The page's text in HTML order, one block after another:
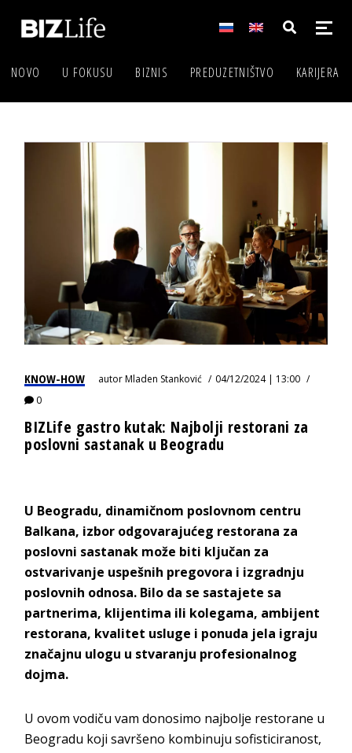
NOVO U FOKUSU BIZNIS PREDUZETNIŠTVO KARIJERA
KNOW-HOW autorMladen Stanković
04/12/2024 | 13:00
0
BIZLife gastro kutak: Najbolji restorani za
poslovni sastanak u Beogradu
U Beogradu, dinamičnom poslovnom centru
Balkana, izbor odgovarajućeg restorana za
poslovni sastanak može biti ključan za
ostvarivanje uspešnih pregovora i izgradnju
poslovnih odnosa. Bilo da se sastajete sa
partnerima, klijentima ili kolegama, ambijent
restorana, kvalitet usluge i ponuda jela igraju
značajnu ulogu u stvaranju profesionalnog
dojma.
U ovom vodiču vam donosimo najbolje restorane u
Beogradu koji savršeno kombinuju sofisticiranost,